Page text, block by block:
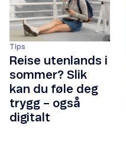
Tips
Reise utenlands i
sommer? Slik
kan du føle deg
trygg – også
digitalt